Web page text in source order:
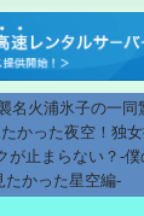
名火浦氷子の一
かった夜空！独
が止まらない？-
たかった星空編-